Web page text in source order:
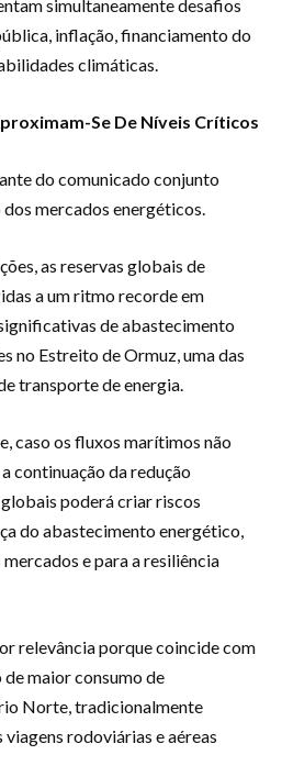
simultaneamente desafios
inflação, financiamento do
climáticas.
Se De Níveis Críticos
do comunicado conjunto
mercados energéticos.
as reservas globais de
a um ritmo recorde em
de abastecimento
no Estreito de Ormuz, uma das
transporte de energia.
caso os fluxos marítimos não
continuação da redução
poderá criar riscos
do abastecimento energético,
e para a resiliência
relevância porque coincide com
maior consumo de
Norte, tradicionalmente
rodoviárias e aéreas